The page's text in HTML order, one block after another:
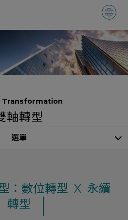
Transformation
軸轉型
選單
：數位轉型 X 永續
轉型